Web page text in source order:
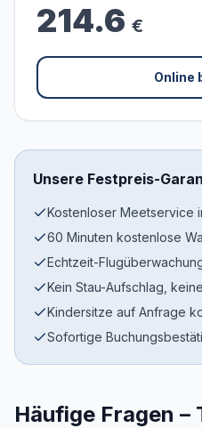
214.6 €
Online
Unsere Festpreis-
Kostenloser Meetservice
60 Minuten kostenlose
Echtzeit-
Kein Stau-Aufschlag,
Kindersitze auf Anfrage
Sofortige
Häufige Fragen –